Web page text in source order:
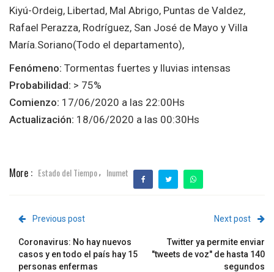
Kiyú-Ordeig, Libertad, Mal Abrigo, Puntas de Valdez,
Rafael Perazza, Rodríguez, San José de Mayo y Villa
María.Soriano(Todo el departamento),
Fenómeno: Tormentas fuertes y lluvias intensas
Probabilidad: > 75%
Comienzo: 17/06/2020 a las 22:00Hs
Actualización: 18/06/2020 a las 00:30Hs
More : Estado del Tiempo, Inumet
Previous post
Coronavirus: No hay nuevos
casos y en todo el país hay 15
personas enfermas
Next post
Twitter ya permite enviar
"tweets de voz" de hasta 140
segundos